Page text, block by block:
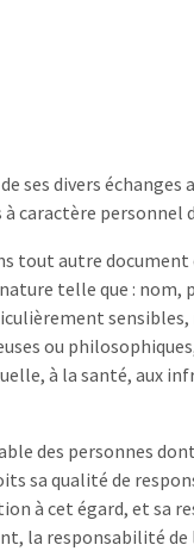
ses divers
caractère personnel
tout autre
telle que : nom,
ou
à la santé, aux
des personnes
sa qualité de
à cet égard, et sa
la responsabilité de